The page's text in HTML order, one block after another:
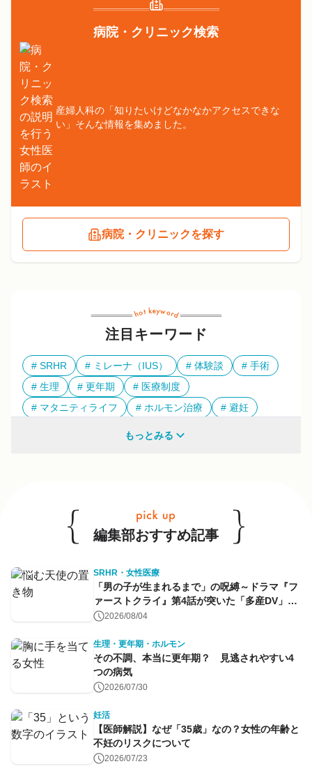
病院・クリニック検索
産婦人科の「知りたいけどなかなかアクセスできな
い」そんな情報を集めました。
病院・クリニックを探す
注目キーワード
SRHR ミレーナ（IUS） 体験談
手術
生理
更年期
医療制度
マタニティライフ
ホルモン治療
避妊
もっとみる
編集部おすすめ記事
SRHR・女性医療
「男の子が生まれるまで」の呪縛～ドラマ『フ
ァーストクライ』第4話が突いた「多産DV」と
命のコントロール～
2026/08/04
生理・更年期・ホルモン
その不調、本当に更年期？ 見逃されやすい4
つの病気
2026/07/30
妊活
【医師解説】なぜ「35歳」なの？女性の年齢と
不妊のリスクについて
2026/07/23